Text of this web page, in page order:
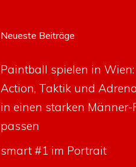
Neueste Beiträge
Paintball spielen in
Action, Taktik und
in einen starken Männer-
passen
smart #1 im Portrait